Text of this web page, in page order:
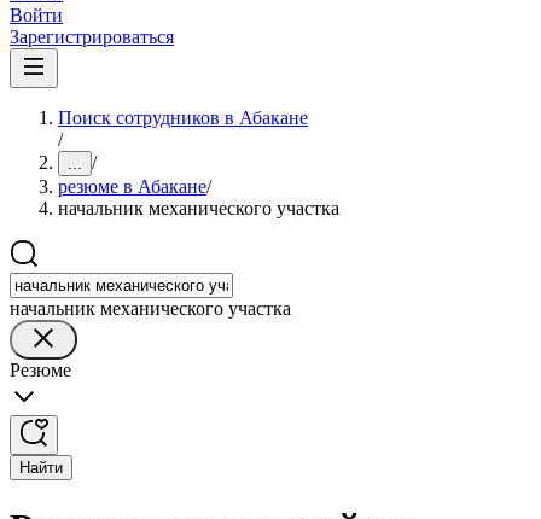
Войти
Зарегистрироваться
Поиск сотрудников в Абакане
/
... /
резюме в Абакане/
начальник механического участка
начальник механического участка
Резюме
Найти